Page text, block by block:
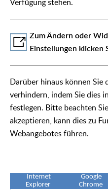
Verfügung stehen.
Zum Ändern oder
Einstellungen klicken
Darüber hinaus können Sie
verhindern, indem Sie dies
festlegen. Bitte beachten
akzeptieren, kann dies zu
Webangebotes führen.
Internet
Explorer
Google
Chrome